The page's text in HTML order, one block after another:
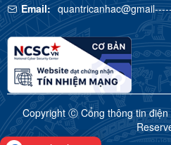
Email:
Copyright Ⓒ Cổng thông tin